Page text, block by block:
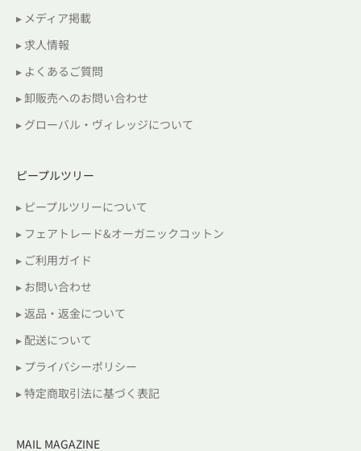
▸ メディア掲載
▸ 求人情報
▸ よくあるご質問
▸ 卸販売へのお問い合わせ
▸ グローバル・ヴィレッジについて
ピープルツリー
▸ ピープルツリーについて
▸ フェアトレード&オーガニックコットン
▸ ご利用ガイド
▸ お問い合わせ
▸ 返品・返金について
▸ 配送について
▸ プライバシーポリシー
▸ 特定商取引法に基づく表記
MAIL MAGAZINE